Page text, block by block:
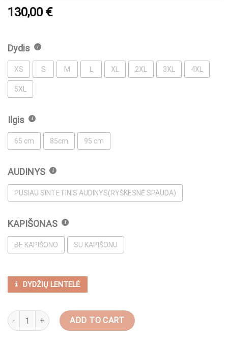
130,00 €
Dydis
XS S M XL 2XL 3XL 4XL
5XL
Ilgis
65 cm 85cm 95 cm
AUDINYS
PUSIAU SINTETINIS AUDINYS(RYŠKESNĖ SPAUDA)
KAPIŠONAS
BE KAPIŠONO SU KAPIŠONU
DYDŽIŲ LENTELĖ
Kardiganas "Raudoni vitražai" quantity
ADD TO CART